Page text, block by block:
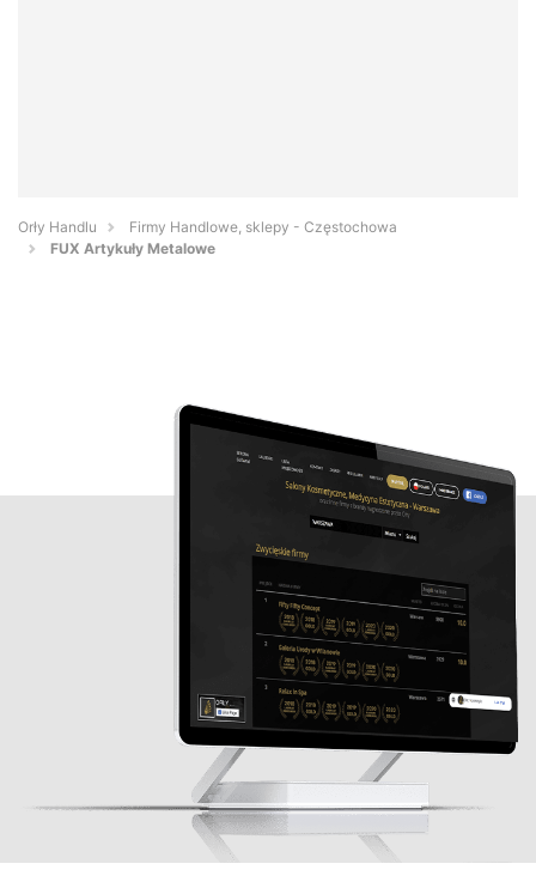
Orły Handlu
Firmy Handlowe, sklepy - Częstochowa
FUX Artykuły Metalowe